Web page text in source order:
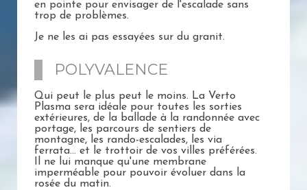
en pointe pour envisager de l'escalade sans
trop de problèmes.
Je ne les ai pas essayées sur du granit.
POLYVALENCE
Qui peut le plus peut le moins. La Verto
Plasma sera idéale pour toutes les sorties
extérieures, de la ballade à la randonnée avec
portage, les parcours de sentiers de
montagne, les rando-escalades, les via
ferrata... et le trottoir de vos villes préférées.
Il ne lui manque qu'une membrane
imperméable pour pouvoir évoluer dans la
rosée du matin.